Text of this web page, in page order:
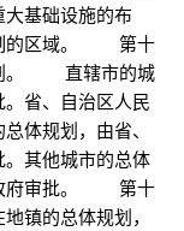
基础设施的布
制的区域。 第十
划。 直辖市的城
省、自治区人民
体规划，由省、
其他城市的总体
政府审批。 第十
镇的总体规划，